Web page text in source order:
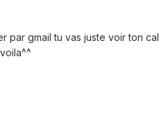
par gmail tu vas juste voir ton